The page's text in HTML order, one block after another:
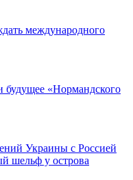
международного
«Нормандского
Украины с Россией
шельф у острова